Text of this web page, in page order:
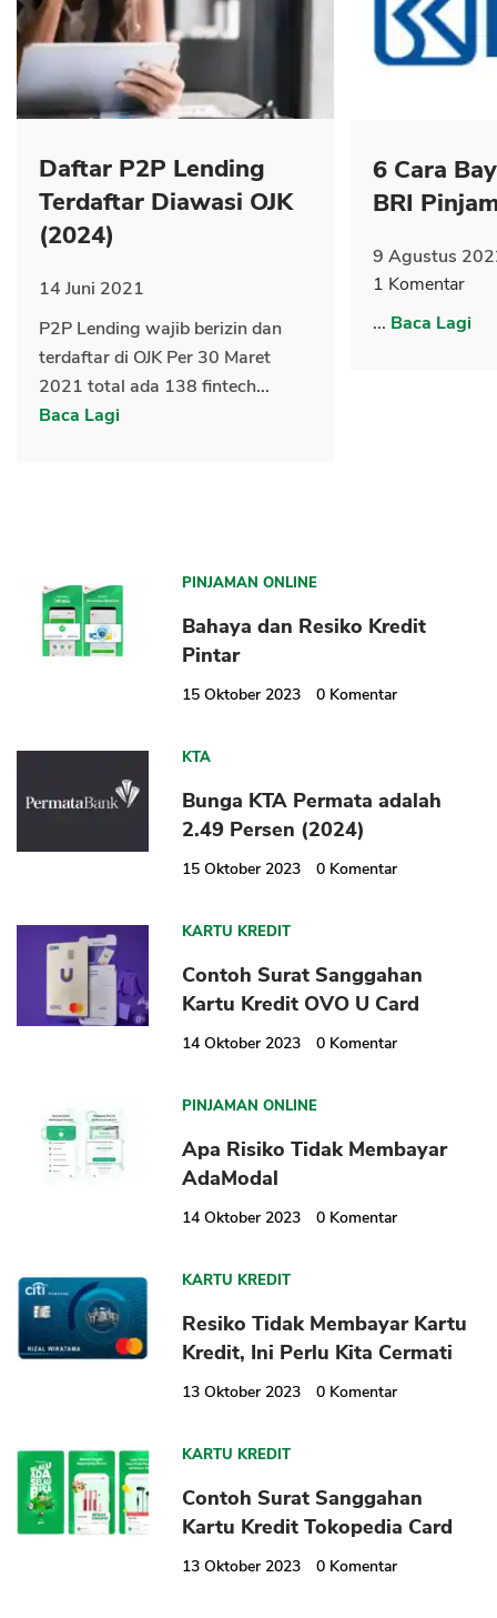
Daftar P2P Lending
Terdaftar Diawasi OJK
(2024)
14 Juni 2021
P2P Lending wajib berizin dan
terdaftar di OJK Per 30 Maret
2021 total ada 138 fintech...
Baca Lagi
6 Cara
BRI
9 Agustus
1 Komentar
... Baca Lagi
PINJAMAN ONLINE
Bahaya dan Resiko Kredit
Pintar
15 Oktober 2023 0 Komentar
KTA
Bunga KTA Permata adalah
2.49 Persen (2024)
15 Oktober 2023 0 Komentar
KARTU KREDIT
Contoh Surat Sanggahan
Kartu Kredit OVO U Card
14 Oktober 2023 0 Komentar
PINJAMAN ONLINE
Apa Risiko Tidak Membayar
AdaModal
14 Oktober 2023 0 Komentar
KARTU KREDIT
Resiko Tidak Membayar Kartu
Kredit, Ini Perlu Kita Cermati
13 Oktober 2023 0 Komentar
KARTU KREDIT
Contoh Surat Sanggahan
Kartu Kredit Tokopedia Card
13 Oktober 2023 0 Komentar